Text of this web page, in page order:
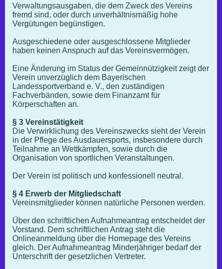
Verwaltungsausgaben, die dem Zweck des Vereins
fremd sind, oder durch unverhältnismäßig hohe
Vergütungen begünstigen.
Ausgeschiedene oder ausgeschlossene Mitglieder
haben keinen Anspruch auf das Vereinsvermögen.
Eine Änderung im Status der Gemeinnützigkeit zeigt der
Verein unverzüglich dem Bayerischen
Landessportverband e. V., den zuständigen
Fachverbänden, sowie dem Finanzamt für
Körperschaften an.
§ 3 Vereinstätigkeit
Die Verwirklichung des Vereinszwecks sieht der Verein
in der Pflege des Ausdauersports, insbesondere durch
Teilnahme an Wettkämpfen, sowie durch die
Organisation von sportlichen Veranstaltungen.
Der Verein ist politisch und konfessionell neutral.
§ 4 Erwerb der Mitgliedschaft
Vereinsmitglieder können natürliche Personen werden.
Über den schriftlichen Aufnahmeantrag entscheidet der
Vorstand. Dem schriftlichen Antrag steht die
Onlineanmeldung über die Homepage des Vereins
gleich. Der Aufnahmeantrag Minderjähriger bedarf der
Unterschrift der gesetzlichen Vertreter.